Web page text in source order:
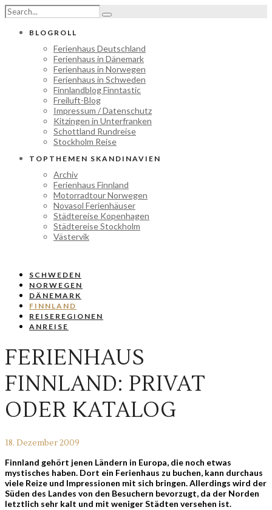
BLOGROLL
Ferienhaus Deutschland
Ferienhaus in Dänemark
Ferienhaus in Norwegen
Ferienhaus in Schweden
Finnlandblog Finntastic
Freiluft-Blog
Impressum / Datenschutz
Kitzingen in Unterfranken
Schottland Rundreise
Stockholm Reise
TOPTHEMEN SKANDINAVIEN
Archiv
Ferienhaus Finnland
Motorradtour Norwegen
Novasol Ferienhäuser
Städtereise Kopenhagen
Städtereise Stockholm
Västervik
SCHWEDEN
NORWEGEN
DÄNEMARK
FINNLAND
REISEREGIONEN
ANREISE
FERIENHAUS
FINNLAND: PRIVAT
ODER KATALOG
18. Dezember 2009
Finnland gehört jenen Ländern in Europa, die noch etwas
mystisches haben. Dort ein Ferienhaus zu buchen, kann durchaus
viele Reize und Impressionen mit sich bringen. Allerdings wird der
Süden des Landes von den Besuchern bevorzugt, da der Norden
letztlich sehr kalt und mit weniger Städten versehen ist.